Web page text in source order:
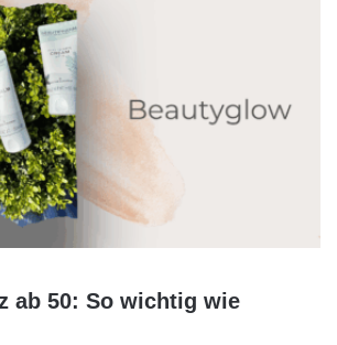
ab 50: So wichtig wie